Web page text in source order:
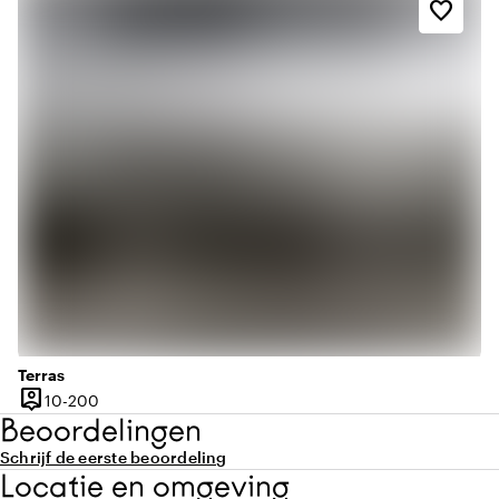
Terras
person_pin
Capaciteit
10-200
favorite_border
Beoordelingen
Schrijf de eerste beoordeling
Locatie en omgeving